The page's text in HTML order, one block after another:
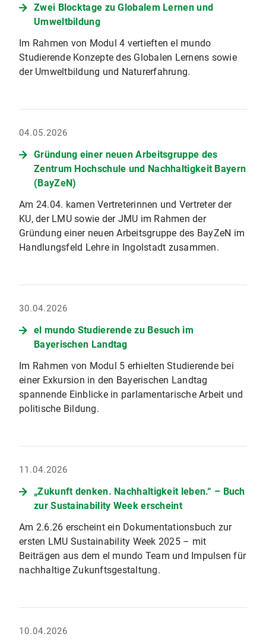
Zwei Blocktage zu Globalem Lernen und
Umweltbildung
Im Rahmen von Modul 4 vertieften el mundo
Studierende Konzepte des Globalen Lernens sowie
der Umweltbildung und Naturerfahrung.
04.05.2026
Gründung einer neuen Arbeitsgruppe des
Zentrum Hochschule und Nachhaltigkeit Bayern
(BayZeN)
Am 24.04. kamen Vertreterinnen und Vertreter der
KU, der LMU sowie der JMU im Rahmen der
Gründung einer neuen Arbeitsgruppe des BayZeN im
Handlungsfeld Lehre in Ingolstadt zusammen.
30.04.2026
el mundo Studierende zu Besuch im
Bayerischen Landtag
Im Rahmen von Modul 5 erhielten Studierende bei
einer Exkursion in den Bayerischen Landtag
spannende Einblicke in parlamentarische Arbeit und
politische Bildung.
11.04.2026
„Zukunft denken. Nachhaltigkeit leben.“ – Buch
zur Sustainability Week erscheint
Am 2.6.26 erscheint ein Dokumentationsbuch zur
ersten LMU Sustainability Week 2025 – mit
Beiträgen aus dem el mundo Team und Impulsen für
nachhaltige Zukunftsgestaltung.
10.04.2026